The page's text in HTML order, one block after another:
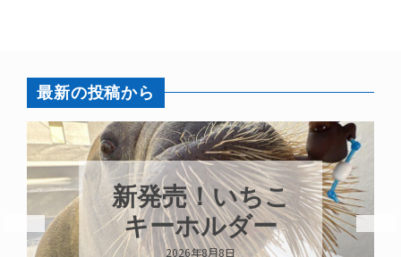
最新の投稿から
パラオオウム
ガイが交接して
います